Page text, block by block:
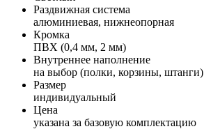
Раздвижная система
алюминиевая, нижнеопорная
Кромка
ПВХ (0,4 мм, 2 мм)
Внутреннее наполнение
на выбор (полки, корзины, штанги)
Размер
индивидуальный
Цена
указана за базовую комплектацию